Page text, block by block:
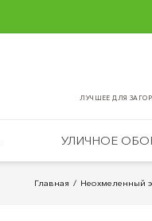
ЛУЧШЕЕ ДЛЯ
УЛИЧНОЕ
Главная Неохмеленный